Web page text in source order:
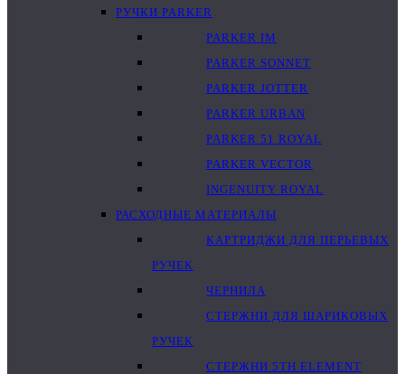
РУЧКИ PARKER
PARKER IM
PARKER SONNET
PARKER JOTTER
PARKER URBAN
PARKER 51 ROYAL
PARKER VECTOR
INGENUITY ROYAL
РАСХОДНЫЕ МАТЕРИАЛЫ
КАРТРИДЖИ ДЛЯ ПЕРЬЕВЫХ
РУЧЕК
ЧЕРНИЛА
СТЕРЖНИ ДЛЯ ШАРИКОВЫХ
РУЧЕК
СТЕРЖНИ 5TH ELEMENT